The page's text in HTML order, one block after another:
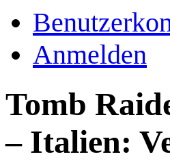
Anmelden
Tomb
– Italien: